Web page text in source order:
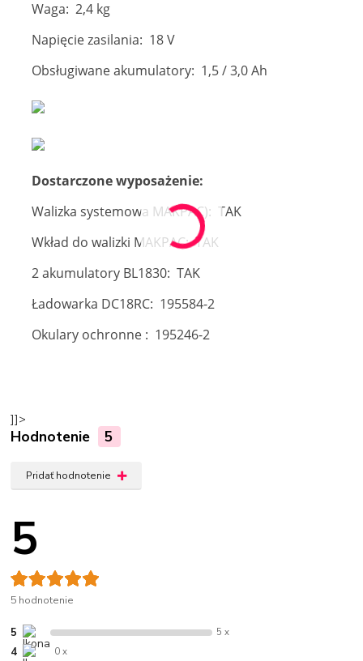
Waga: 2,4 kg
Napięcie zasilania: 18 V
Obsługiwane akumulatory: 1,5 / 3,0 Ah
Dostarczone wyposażenie:
Walizka systemowa MAKPAC): TAK
Wkład do walizki MAKPAC: TAK
2 akumulatory BL1830: TAK
Ładowarka DC18RC: 195584-2
Okulary ochronne : 195246-2
]]>
Hodnotenie 5
Pridať hodnotenie
5
5 hodnotenie
5 5 x
4 0 x